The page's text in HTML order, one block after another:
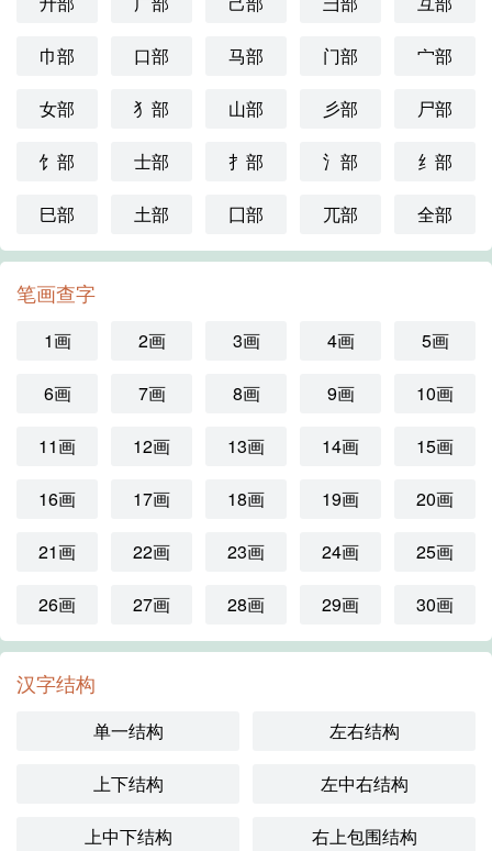
巾部 口部 马部 门部 宀部
女部 犭部 山部 彡部 尸部
饣部 士部 扌部 氵部 纟部
巳部 土部 囗部 兀部 全部
笔画查字
1画 2画 3画 4画 5画
6画 7画 8画 9画 10画
11画 12画 13画 14画 15画
16画 17画 18画 19画 20画
21画 22画 23画 24画 25画
26画 27画 28画 29画 30画
汉字结构
单一结构 左右结构
上下结构 左中右结构
上中下结构 右上包围结构